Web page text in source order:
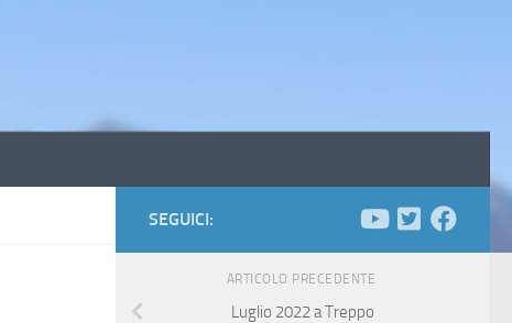
SEGUICI:
ARTICOLO PRECEDENTE
Luglio 2022 a Treppo